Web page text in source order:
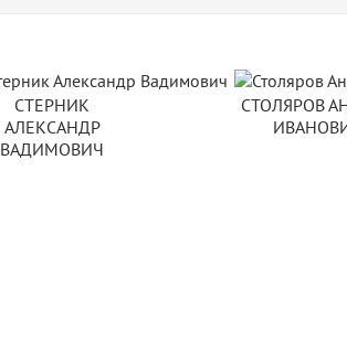
СТЕРНИК
АЛЕКСАНДР
ВАДИМОВИЧ
СТОЛЯРОВ